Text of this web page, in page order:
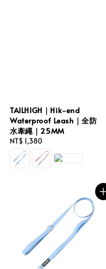
TAILHIGH｜Hik-end
Waterproof Leash｜全防
水牽繩｜25MM
Regular
price
NT$ 1,380